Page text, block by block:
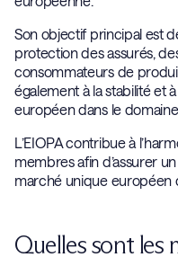
Son objectif principal est
protection des assurés,
consommateurs de
également à la stabilité et
européen dans le
L’EIOPA contribue à
membres afin d’assurer
marché unique européen
Quelles sont les